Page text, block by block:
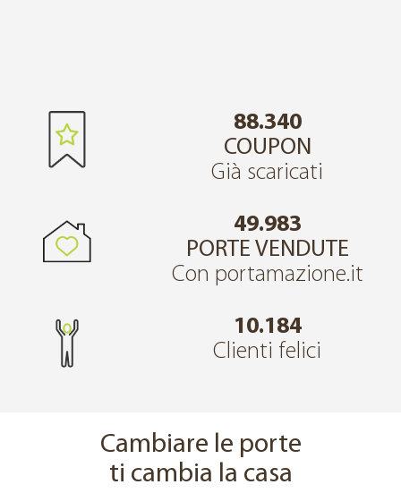
88.340
COUPON
Già scaricati
49.983
PORTE VENDUTE
Con portamazione.it
10.184
Clienti felici
Cambiare le porte
ti cambia la casa